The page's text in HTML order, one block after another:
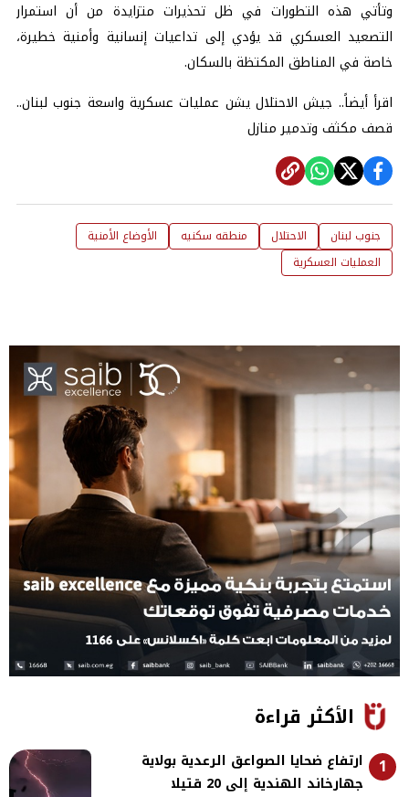
وتأتي هذه التطورات في ظل تحذيرات متزايدة من أن استمرار
التصعيد العسكري قد يؤدي إلى تداعيات إنسانية وأمنية خطيرة،
خاصة في المناطق المكتظة بالسكان.
اقرأ أيضاً.. جيش الاحتلال يشن عمليات عسكرية واسعة جنوب لبنان..
قصف مكثف وتدمير منازل
جنوب لبنان الاحتلال منطقه سكنيه
الأوضاع الأمنية
العمليات العسكرية
الأكثر قراءة
1
ارتفاع ضحايا الصواعق الرعدية بولاية
جهارخاند الهندية إلى 20 قتيلا